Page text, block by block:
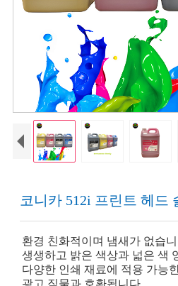
코니카 512i 프린트 헤드
환경 친화적이며 냄새가 없습
생생하고 밝은 색상과 넓은 색
다양한 인쇄 재료에 적용 가능
광고 직물과 호환됩니다.